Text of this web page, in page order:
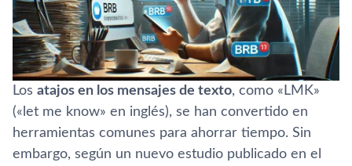
Los atajos en los mensajes de texto, como «LMK»
(«let me know» en inglés), se han convertido en
herramientas comunes para ahorrar tiempo. Sin
embargo, según un nuevo estudio publicado en el